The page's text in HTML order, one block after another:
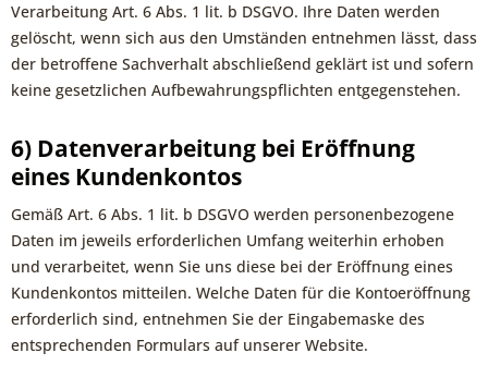
Verarbeitung Art. 6 Abs. 1 lit. b DSGVO. Ihre Daten werden
gelöscht, wenn sich aus den Umständen entnehmen lässt, dass
der betroffene Sachverhalt abschließend geklärt ist und sofern
keine gesetzlichen Aufbewahrungspflichten entgegenstehen.
6) Datenverarbeitung bei Eröffnung
eines Kundenkontos
Gemäß Art. 6 Abs. 1 lit. b DSGVO werden personenbezogene
Daten im jeweils erforderlichen Umfang weiterhin erhoben
und verarbeitet, wenn Sie uns diese bei der Eröffnung eines
Kundenkontos mitteilen. Welche Daten für die Kontoeröffnung
erforderlich sind, entnehmen Sie der Eingabemaske des
entsprechenden Formulars auf unserer Website.